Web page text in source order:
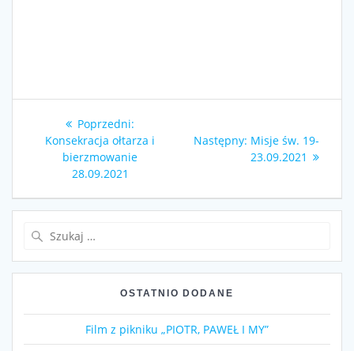
Nawigacja
wpisu
Poprzedni:
wpis:
Konsekracja ołtarza i
bierzmowanie
28.09.2021
Następny: Następny
wpis:
Misje św. 19-
23.09.2021
OSTATNIO DODANE
Film z pikniku „PIOTR, PAWEŁ I MY”